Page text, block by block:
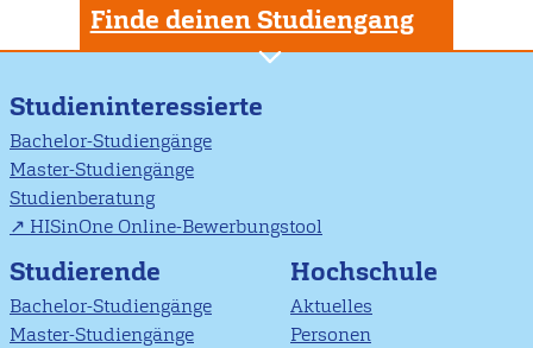
Finde deinen Studiengang
Studieninteressierte
Bachelor-Studiengänge
Master-Studiengänge
Studienberatung
HISinOne Online-Bewerbungstool
Studierende
Bachelor-Studiengänge
Master-Studiengänge
Hochschule
Aktuelles
Personen